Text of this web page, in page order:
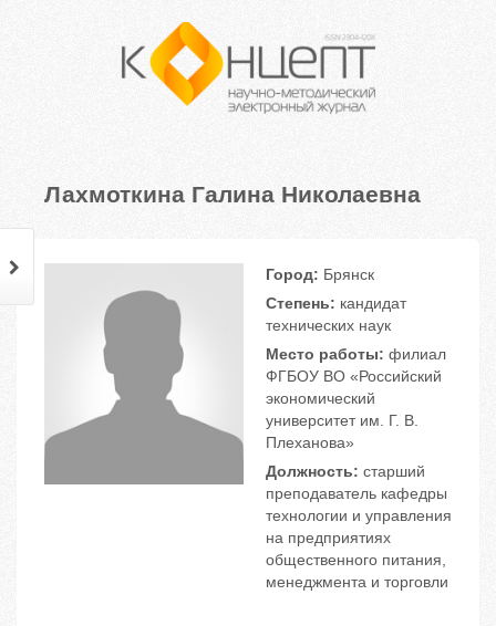
Лахмоткина Галина Николаевна
Город: Брянск
Степень: кандидат
технических наук
Место работы: филиал
ФГБОУ ВО «Российский
экономический
университет им. Г. В.
Плеханова»
Должность: старший
преподаватель кафедры
технологии и управления
на предприятиях
общественного питания,
менеджмента и торговли